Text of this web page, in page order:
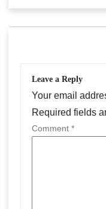
t
n
Leave a Reply
Your email
Required fields
Comment *